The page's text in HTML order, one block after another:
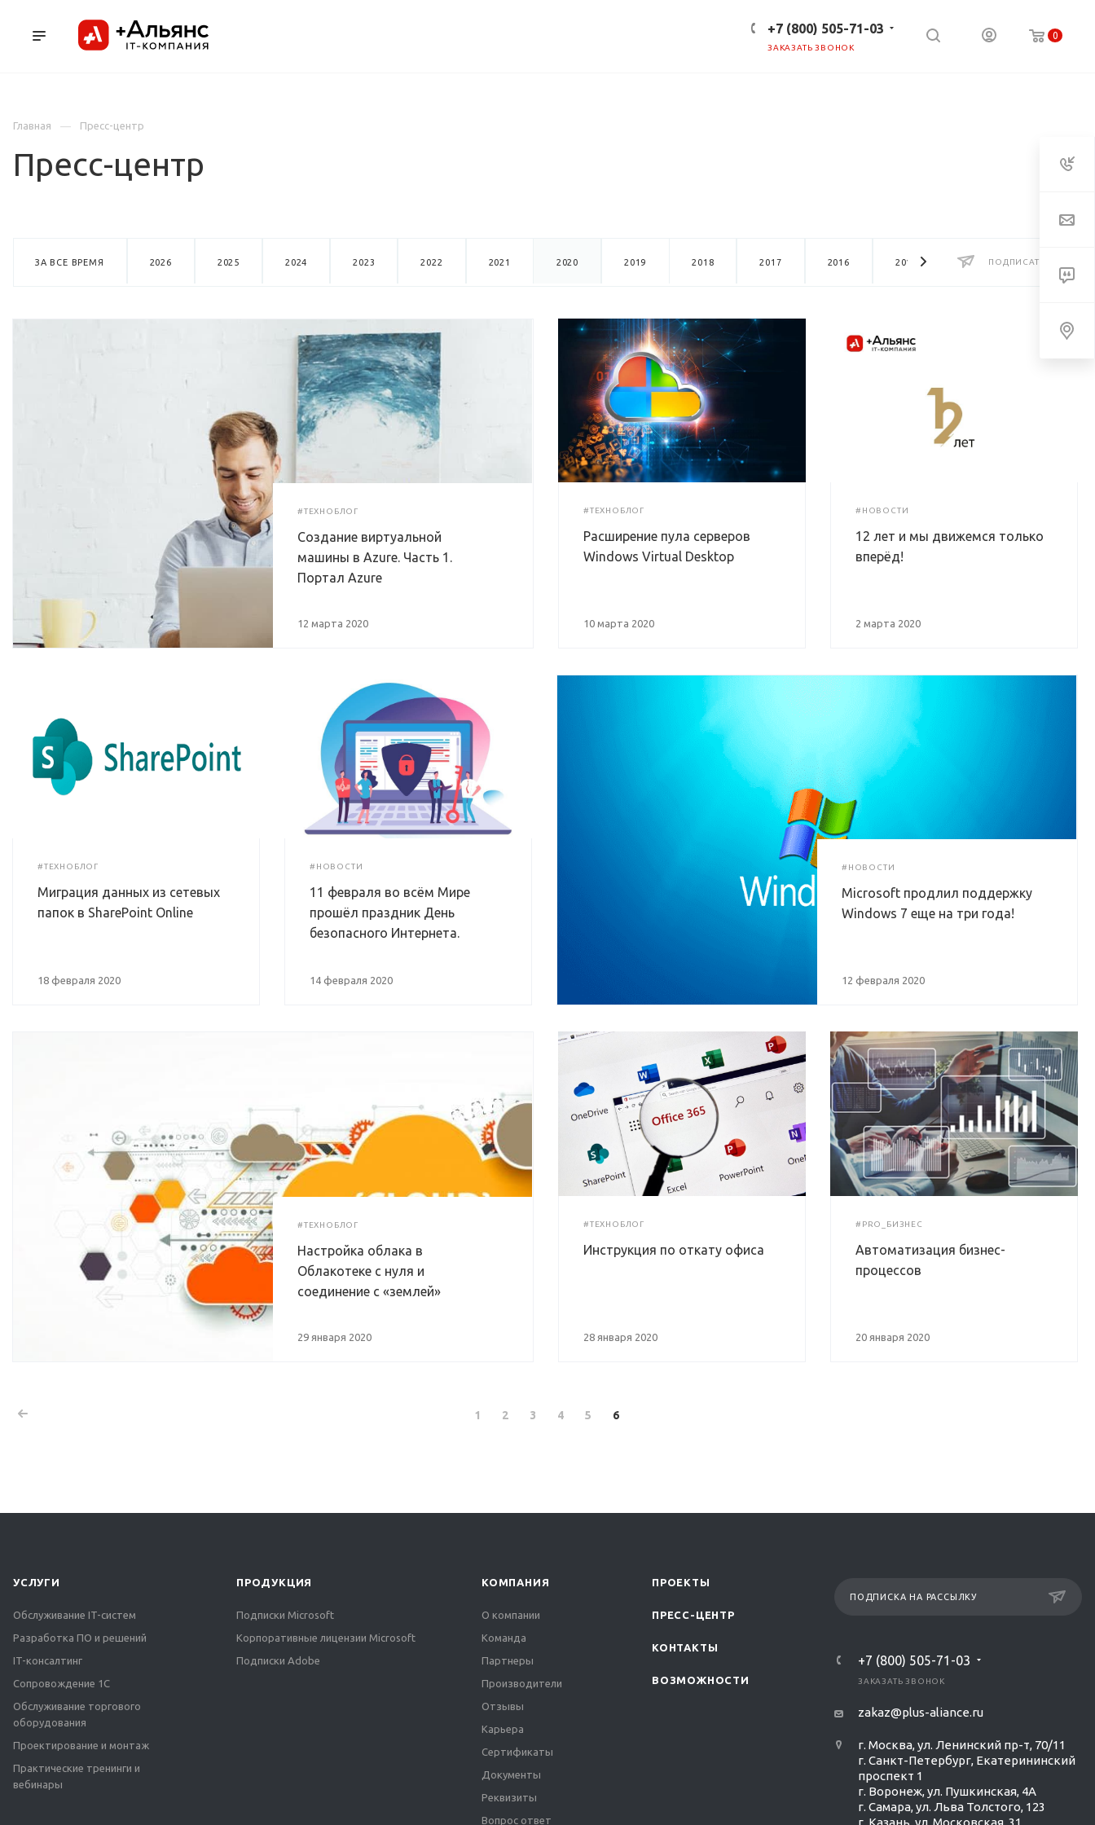
0
+7 (800) 505-71-03
ЗАКАЗАТЬ ЗВОНОК
Главная
Пресс-центр
Пресс-центр
ПОДПИСАТЬСЯ
ЗА ВСЕ ВРЕМЯ 2026 2025 2024 2023 2022 2021 2020 2019 2018 2017 2016 2015 2014 2013
#ТЕХНОБЛОГ
Создание виртуальной
машины в Azure. Часть 1.
Портал Azure
12 марта 2020
#ТЕХНОБЛОГ
Расширение пула серверов
Windows Virtual Desktop
10 марта 2020
#НОВОСТИ
12 лет и мы движемся только
вперёд!
2 марта 2020
#ТЕХНОБЛОГ
Миграция данных из сетевых
папок в SharePoint Online
18 февраля 2020
#НОВОСТИ
11 февраля во всём Мире
прошёл праздник День
безопасного Интернета.
14 февраля 2020
#НОВОСТИ
Microsoft продлил поддержку
Windows 7 еще на три года!
12 февраля 2020
#ТЕХНОБЛОГ
Настройка облака в
Облакотеке с нуля и
соединение с «землей»
29 января 2020
#ТЕХНОБЛОГ
Инструкция по откату офиса
28 января 2020
#PRO_БИЗНЕС
Автоматизация бизнес-
процессов
20 января 2020
1 2 3 4 5 6
УСЛУГИ
Обслуживание IT-систем
Разработка ПО и решений
IT-консалтинг
Сопровождение 1С
Обслуживание торгового
оборудования
Проектирование и монтаж
Практические тренинги и
вебинары
ПРОДУКЦИЯ
Подписки Microsoft
Корпоративные лицензии Microsoft
Подписки Adobe
КОМПАНИЯ
О компании
Команда
Партнеры
Производители
Отзывы
Карьера
Сертификаты
Документы
Реквизиты
Вопрос ответ
ПРОЕКТЫ
ПРЕСС-ЦЕНТР
КОНТАКТЫ
ВОЗМОЖНОСТИ
ПОДПИСКА НА РАССЫЛКУ
+7 (800) 505-71-03
ЗАКАЗАТЬ ЗВОНОК
zakaz@plus-aliance.ru
г. Москва, ул. Ленинский пр-т, 70/11
г. Санкт-Петербург, Екатерининский
проспект 1
г. Воронеж, ул. Пушкинская, 4А
г. Самара, ул. Льва Толстого, 123
г. Казань, ул. Московская, 31